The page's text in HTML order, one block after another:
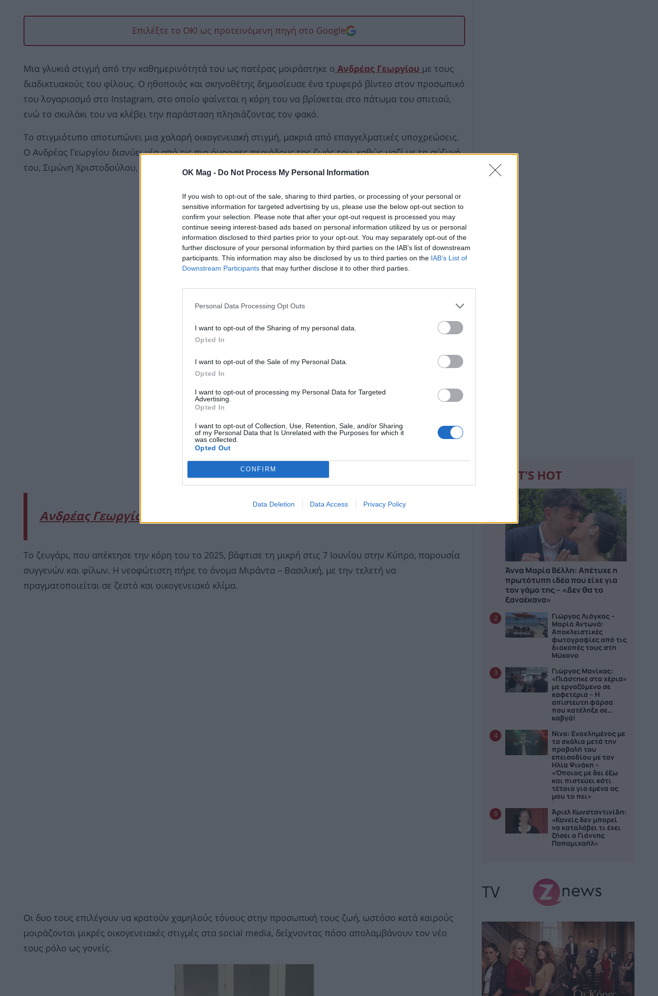
OK Mag - Do Not Process My Personal Information
If you wish to opt-out of the sale, sharing to third parties, or processing of your personal or
sensitive information for targeted advertising by us, please use the below opt-out section to
confirm your selection. Please note that after your opt-out request is processed you may
continue seeing interest-based ads based on personal information utilized by us or personal
information disclosed to third parties prior to your opt-out. You may separately opt-out of the
further disclosure of your personal information by third parties on the IAB’s list of downstream
participants. This information may also be disclosed by us to third parties on the IAB’s List of
Downstream Participants that may further disclose it to other third parties.
Personal Data Processing Opt Outs
I want to opt-out of the Sharing of my personal data.
Opted In
I want to opt-out of the Sale of my Personal Data.
Opted In
I want to opt-out of processing my Personal Data for Targeted
Advertising.
Opted In
I want to opt-out of Collection, Use, Retention, Sale, and/or Sharing
of my Personal Data that Is Unrelated with the Purposes for which it
was collected.
Opted Out
CONFIRM
Data Deletion Data Access Privacy Policy
Επιλέξτε το OK! ως προτεινόμενη πηγή στο Google
Μια γλυκιά στιγμή από την καθημερινότητά του ως πατέρας μοιράστηκε ο Ανδρέας Γεωργίου με τους
διαδικτυακούς του φίλους. Ο ηθοποιός και σκηνοθέτης δημοσίευσε ένα τρυφερό βίντεο στον προσωπικό
του λογαριασμό στο Instagram, στο οποίο φαίνεται η κόρη του να βρίσκεται στο πάτωμα του σπιτιού,
ενώ το σκυλάκι του να κλέβει την παράσταση πλησιάζοντας τον φακό.
Το στιγμιότυπο αποτυπώνει μια χαλαρή οικογενειακή στιγμή, μακριά από επαγγελματικές υποχρεώσεις.
Ο Ανδρέας Γεωργίου διανύει μία από τις πιο όμορφες περιόδους της ζωής του, καθώς μαζί με τη σύζυγό
του, Σιμώνη Χριστοδούλου, έχουν δημιουργήσει τη δική τους οικογένεια.
Ανδρέας Γεωργίου – Σιμώνη Χριστοδούλου: Βάφτισαν την κόρη τους!
Το ζευγάρι, που απέκτησε την κόρη του το 2025, βάφτισε τη μικρή στις 7 Ιουνίου στην Κύπρο, παρουσία
συγγενών και φίλων. Η νεοφώτιστη πήρε το όνομα Μιράντα – Βασιλική, με την τελετή να
πραγματοποιείται σε ζεστό και οικογενειακό κλίμα.
Οι δυο τους επιλέγουν να κρατούν χαμηλούς τόνους στην προσωπική τους ζωή, ωστόσο κατά καιρούς
μοιράζονται μικρές οικογενειακές στιγμές στα social media, δείχνοντας πόσο απολαμβάνουν τον νέο
τους ρόλο ως γονείς.
WHAT'S HOT
Άννα Μαρία Βέλλη: Απέτυχε η
πρωτότυπη ιδέα που είχε για
τον γάμο της – «Δεν θα το
ξαναέκανα»
2
Γιώργος Λιάγκας –
Μαρία Αντωνά:
Αποκλειστικές
φωτογραφίες από τις
διακοπές τους στη
Μύκονο
3
Γιώργος Μανίκας:
«Πιάστηκε στα χέρια»
με εργαζόμενο σε
καφετέρια – Η
απίστευτη φάρσα
που κατέληξε σε…
καβγά!
4
Νίνο: Ενοχλημένος με
τα σχόλια μετά την
προβολή του
επεισοδίου με τον
Ηλία Ψινάκη –
«Όποιος με δει έξω
και πιστεύει κάτι
τέτοιο για εμένα ας
μου το πει»
5
Άριελ Κωνσταντινίδη:
«Κανείς δεν μπορεί
να καταλάβει τι έχει
ζήσει ο Γιάννης
Παπαμιχαήλ»
TV